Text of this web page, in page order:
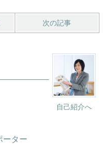
次の記事
自己紹介へ
ーター